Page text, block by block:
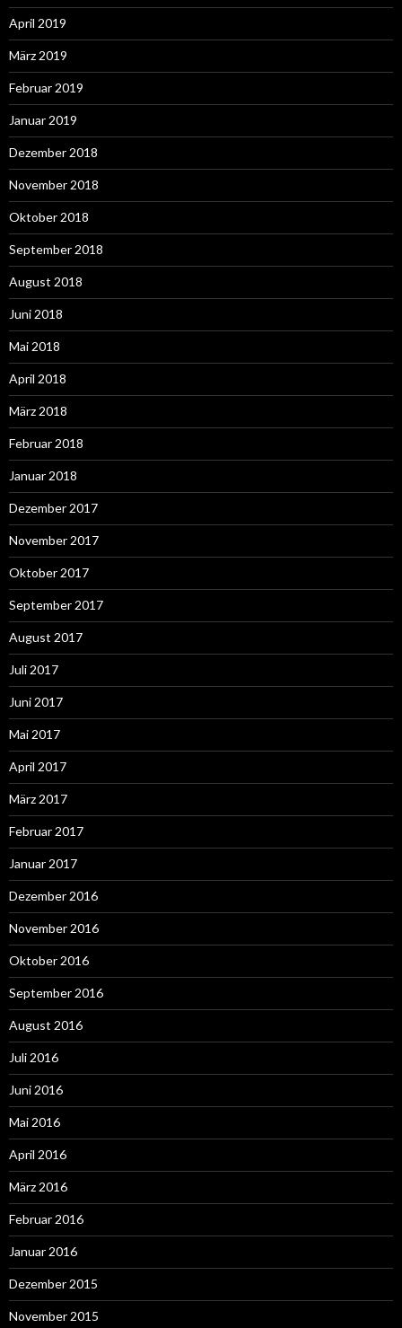
April 2019
März 2019
Februar 2019
Januar 2019
Dezember 2018
November 2018
Oktober 2018
September 2018
August 2018
Juni 2018
Mai 2018
April 2018
März 2018
Februar 2018
Januar 2018
Dezember 2017
November 2017
Oktober 2017
September 2017
August 2017
Juli 2017
Juni 2017
Mai 2017
April 2017
März 2017
Februar 2017
Januar 2017
Dezember 2016
November 2016
Oktober 2016
September 2016
August 2016
Juli 2016
Juni 2016
Mai 2016
April 2016
März 2016
Februar 2016
Januar 2016
Dezember 2015
November 2015